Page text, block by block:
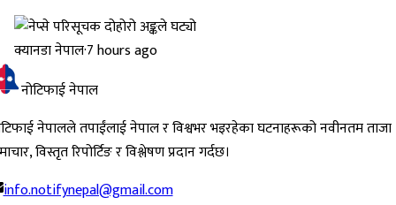
क्यानडा नेपाल·7 hours ago
नोटिफाई नेपाल
नेपालले तपाईंलाई नेपाल र विश्वभर भइरहेका घटनाहरूको नवीनतम ताजा
विस्तृत रिपोर्टिङ र विश्लेषण प्रदान गर्दछ।
info.notifynepal@gmail.com